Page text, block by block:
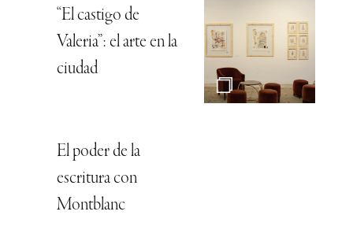
“El castigo de
Valeria”: el arte en la
ciudad
El poder de la
escritura con
Montblanc